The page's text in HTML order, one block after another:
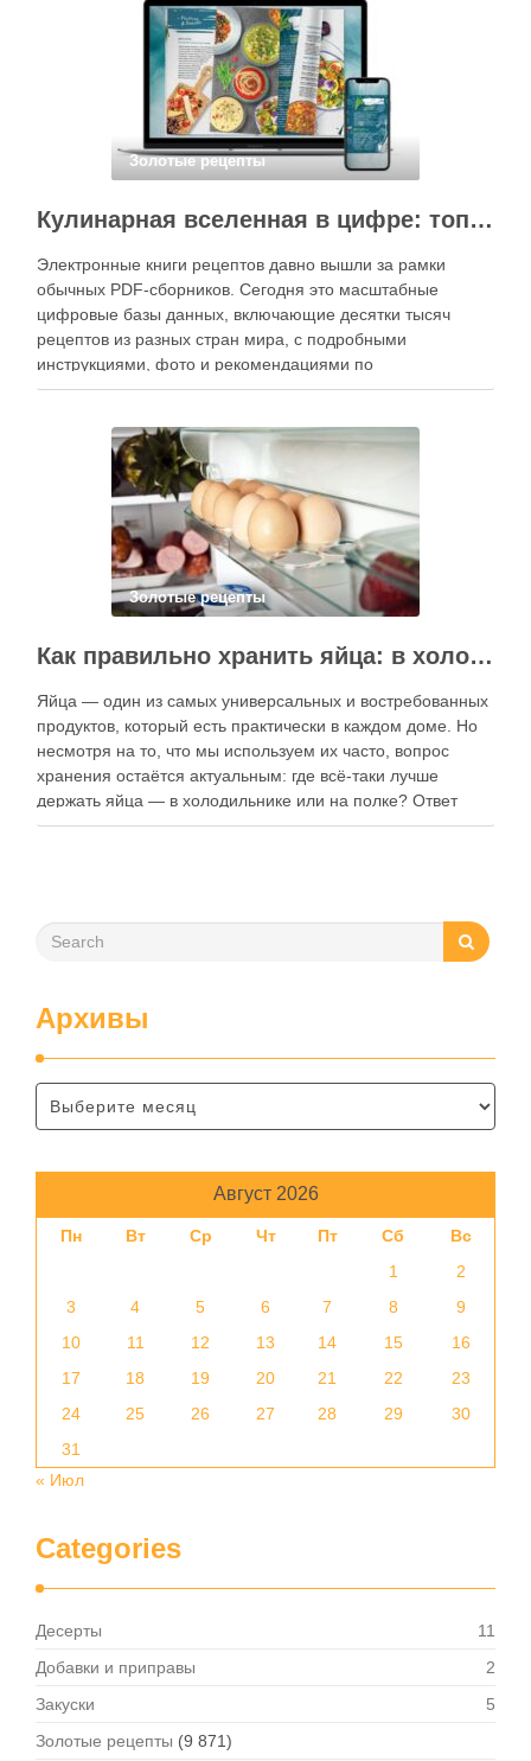
Золотые рецепты
Кулинарная вселенная в цифре: топ-3 самых больших электронных книг рецептов
Электронные книги рецептов давно вышли за рамки
обычных PDF-сборников. Сегодня это масштабные
цифровые базы данных, включающие десятки тысяч
рецептов из разных стран мира, с подробными
инструкциями, фото и рекомендациями по
приготовлению. В отличие от печатных изданий,
контент, расширять коллекции блюд и добавлять новые
функции. Ниже …
Золотые рецепты
Как правильно хранить яйца: в холодильнике или на полке?
Яйца — один из самых универсальных и востребованных
продуктов, который есть практически в каждом доме. Но
несмотря на то, что мы используем их часто, вопрос
хранения остаётся актуальным: где всё-таки лучше
держать яйца — в холодильнике или на полке? Ответ
зависит от нескольких факторов, включая температуру
Архивы
Август 2026
Пн Вт Ср Чт Пт Сб
Вс
1
2
3
4 5 6 7 8
9
10
11 12 13 14 15
16
17
18 19 20 21 22
23
24
25 26 27 28 29
30
31
« Июл
Categories
Десерты
11
Добавки и приправы
2
Закуски
5
Золотые рецепты (9 871)